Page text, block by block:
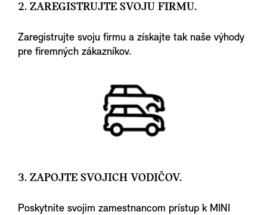
2. ZAREGISTRUJTE SVOJU FIRMU.
Zaregistrujte svoju firmu a získajte tak naše výhody
pre firemných zákazníkov.
3. ZAPOJTE SVOJICH VODIČOV.
Poskytnite svojim zamestnancom prístup k MINI